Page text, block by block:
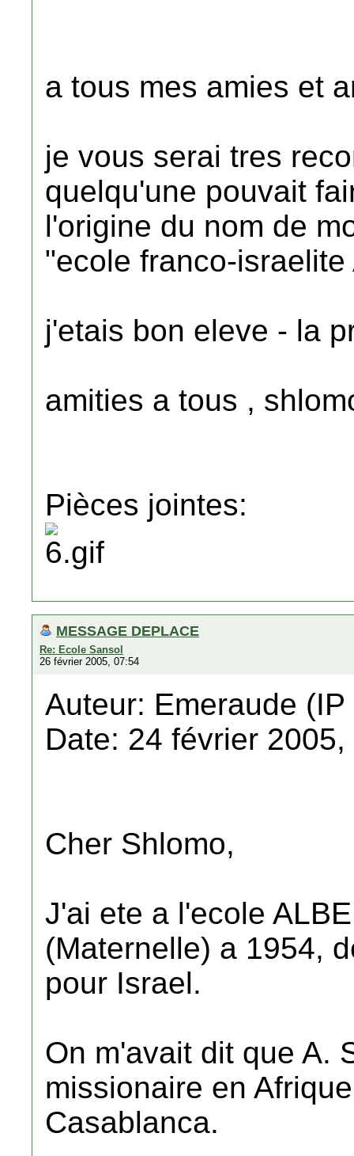
a tous mes amies et
je vous serai tres
quelqu'une pouvait
l'origine du nom de
"ecole franco-israelite
j'etais bon eleve - la
amities a tous ,
Pièces jointes:
MESSAGE DEPLACE
Re: Ecole Sansol
26 février 2005, 07:54
Auteur: Emeraude
Date: 24 février
Cher Shlomo,
J'ai ete a l'ecole
(Maternelle) a 1954,
pour Israel.
On m'avait dit que A.
missionaire en
Casablanca.